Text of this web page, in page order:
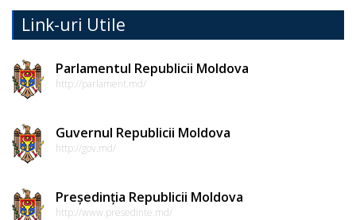
Link-uri Utile
Parlamentul Republicii Moldova
http://parlament.md/
Guvernul Republicii Moldova
http://gov.md/
Președinția Republicii Moldova
http://www.presedinte.md/